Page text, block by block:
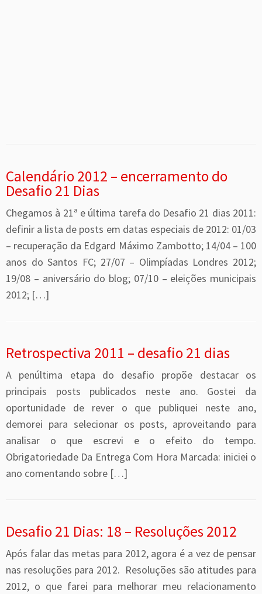
Calendário 2012 – encerramento do
Desafio 21 Dias
Chegamos à 21ª e última tarefa do Desafio 21 dias 2011:
definir a lista de posts em datas especiais de 2012: 01/03
– recuperação da Edgard Máximo Zambotto; 14/04 – 100
anos do Santos FC; 27/07 – Olimpíadas Londres 2012;
19/08 – aniversário do blog; 07/10 – eleições municipais
2012; […]
Retrospectiva 2011 – desafio 21 dias
A penúltima etapa do desafio propõe destacar os
principais posts publicados neste ano. Gostei da
oportunidade de rever o que publiquei neste ano,
demorei para selecionar os posts, aproveitando para
analisar o que escrevi e o efeito do tempo.
Obrigatoriedade Da Entrega Com Hora Marcada: iniciei o
ano comentando sobre […]
Desafio 21 Dias: 18 – Resoluções 2012
Após falar das metas para 2012, agora é a vez de pensar
nas resoluções para 2012. Resoluções são atitudes para
2012, o que farei para melhorar meu relacionamento